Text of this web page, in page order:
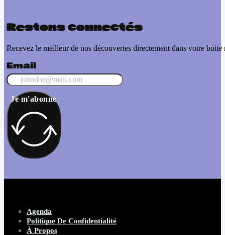
Restons connectés
Recevez le meilleur de nos découvertes directement dans votre boite
Email
Je m'abonne
Agenda
Politique De Confidentialité
À Propos